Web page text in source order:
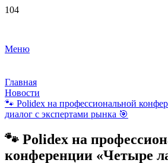
Меню
Главная
Новости
🐾 Polidex на профессиональной
диалог с экспертами рынка 🎯
🐾 Polidex на
конференции «Четыре